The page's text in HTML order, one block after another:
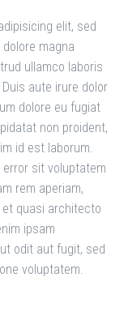
elit, sed
magna
ullamco laboris
aute irure dolor
dolore eu fugiat
non proident,
id est laborum.
sit voluptatem
rem aperiam,
quasi architecto
ipsam
odit aut fugit, sed
voluptatem.